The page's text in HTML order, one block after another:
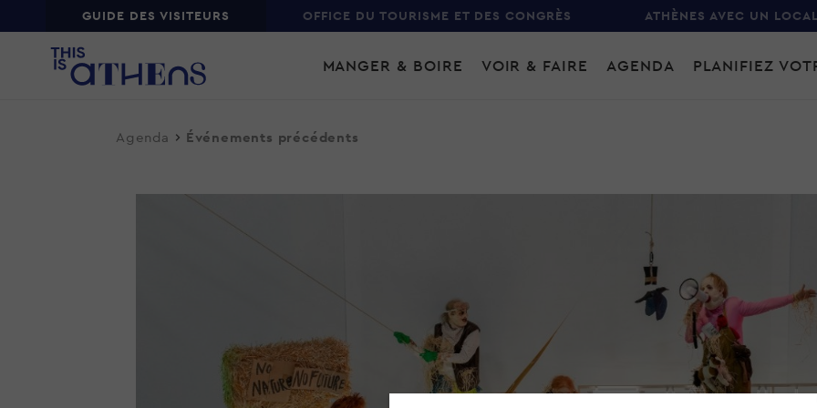
Top GUIDE DES VISITEURS OFFICE DU TOURISME ET DES CONGRÈS ATHÈNES AVEC UN LOCAL
Main
navigation
MANGER & BOIRE VOIR & FAIRE AGENDA PLANIFIEZ
Agenda Événements précédents